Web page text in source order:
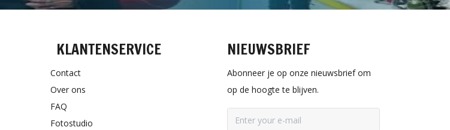
KLANTENSERVICE
Contact
Over ons
FAQ
Fotostudio
NIEUWSBRIEF
Abonneer je op onze nieuwsbrief om
op de hoogte te blijven.